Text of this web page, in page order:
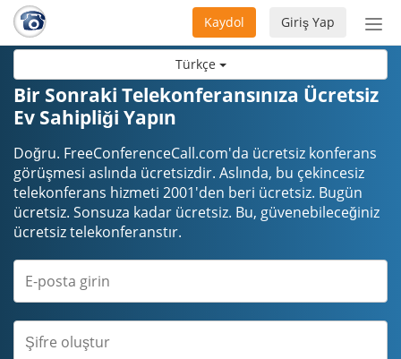
Türkçe
aç/
Giriş Yap
Kaydol
Bir Sonraki Telekonferansınıza Ücretsiz
Ev Sahipliği Yapın
Doğru. FreeConferenceCall.com'da ücretsiz konferans
görüşmesi aslında ücretsizdir. Aslında, bu çekincesiz
telekonferans hizmeti 2001'den beri ücretsiz. Bugün
ücretsiz. Sonsuza kadar ücretsiz. Bu, güvenebileceğiniz
ücretsiz telekonferanstır.